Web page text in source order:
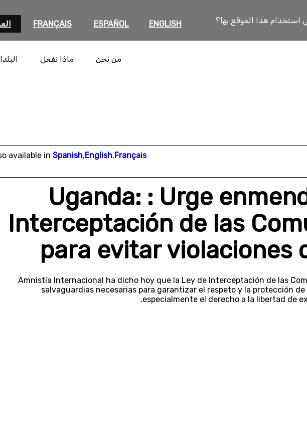
استخدام هذا الموقع بها؟ ENGLISH
ESPAÑOL
FRANÇAIS
من نحن ماذا نفعل
available in Spanish,English,Français
Uganda: : Urge
Interceptación de las
para evitar violaciones
Amnistía Internacional ha dicho hoy que la Ley de Interceptación de las
salvaguardias necesarias para garantizar el respeto y la protección
especialmente el derecho a la libertad de